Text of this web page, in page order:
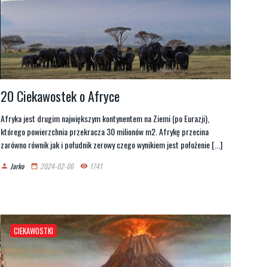
20 Ciekawostek o Afryce
Afryka jest drugim największym kontynentem na Ziemi (po Eurazji),
którego powierzchnia przekracza 30 milionów m2. Afrykę przecina
zarówno równik jak i południk zerowy czego wynikiem jest położenie [...]
person Jarko date_range 2024-02-06 remove_red_eye 1741
CIEKAWOSTKI